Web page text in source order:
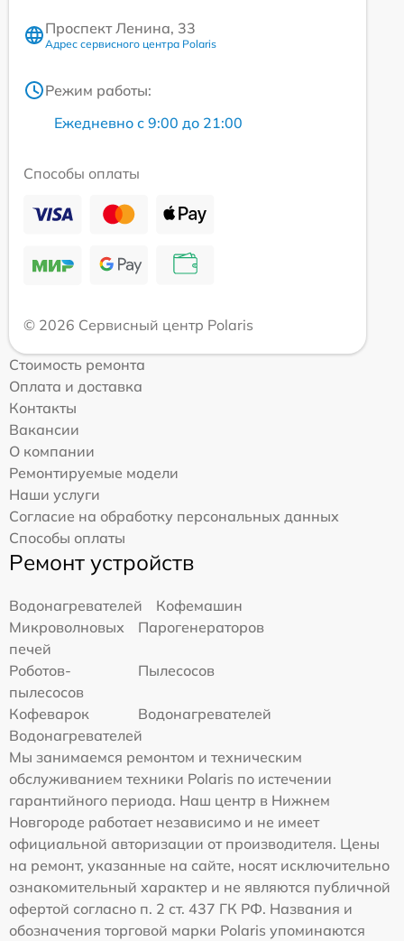
Проспект Ленина, 33
Адрес сервисного центра Polaris
Режим работы:
Ежедневно с 9:00 до 21:00
Способы оплаты
© 2026 Сервисный центр Polaris
Стоимость ремонта
Оплата и доставка
Контакты
Вакансии
О компании
Ремонтируемые модели
Наши услуги
Согласие на обработку персональных данных
Способы оплаты
Ремонт устройств
Водонагревателей
Кофемашин
Микроволновых
печей
Парогенераторов
Роботов-
пылесосов
Пылесосов
Кофеварок
Водонагревателей
Водонагревателей
Мы занимаемся ремонтом и техническим
обслуживанием техники Polaris по истечении
гарантийного периода. Наш центр в Нижнем
Новгороде работает независимо и не имеет
официальной авторизации от производителя. Цены
на ремонт, указанные на сайте, носят исключительно
ознакомительный характер и не являются публичной
офертой согласно п. 2 ст. 437 ГК РФ. Названия и
обозначения торговой марки Polaris упоминаются